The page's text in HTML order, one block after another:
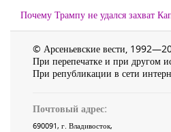
Почему Трампу не удался захват
© Арсеньевские вести,
При перепечатке и при другом
При републикации в сети
Почтовый адрес:
690091, г. Владивосток,